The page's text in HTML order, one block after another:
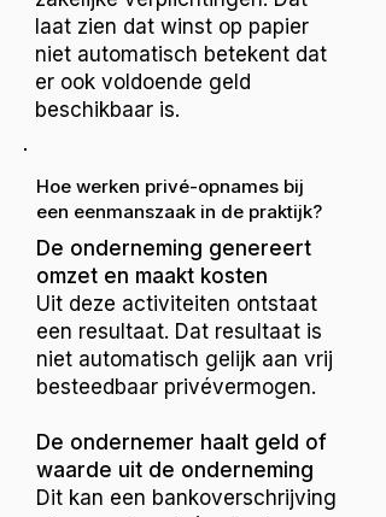
laat zien dat winst op papier
niet automatisch betekent dat
er ook voldoende geld
beschikbaar is.
Hoe werken privé-opnames bij
een eenmanszaak in de praktijk?
De onderneming genereert
omzet en maakt kosten
Uit deze activiteiten ontstaat
een resultaat. Dat resultaat is
niet automatisch gelijk aan vrij
besteedbaar privévermogen.
De ondernemer haalt geld of
waarde uit de onderneming
Dit kan een bankoverschrijving